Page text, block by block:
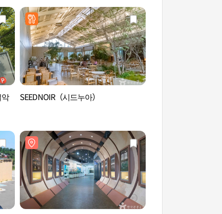
SEEDNOIR（시드누아）